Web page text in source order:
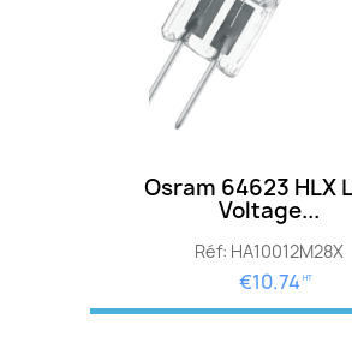
Osram 64623 HLX
Voltage...
Réf: HA10012M28X
€10.74 HT